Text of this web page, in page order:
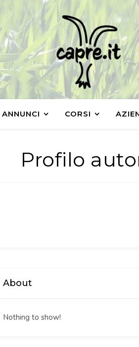
ANNUNCI CORSI
Profilo
About
Nothing to show!